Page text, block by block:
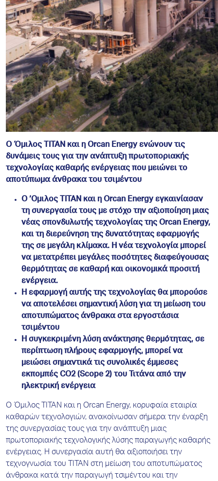
O Όμιλος ΤΙΤΑΝ και η Orcan Energy ενώνουν τις
δυνάμεις τους για την ανάπτυξη πρωτοποριακής
τεχνολογίας καθαρής ενέργειας που μειώνει το
αποτύπωμα άνθρακα του τσιμέντου
O ‘Ομιλος ΤΙΤΑΝ και η Orcan Energy εγκαινίασαν
τη συνεργασία τους με στόχο την αξιοποίηση μιας
νέας σπονδυλωτής τεχνολογίας της Orcan Energy,
και τη διερεύνηση της δυνατότητας εφαρμογής
της σε μεγάλη κλίμακα. Η νέα τεχνολογία μπορεί
να μετατρέπει μεγάλες ποσότητες διαφεύγουσας
θερμότητας σε καθαρή και οικονομικά προσιτή
ενέργεια.
Η εφαρμογή αυτής της τεχνολογίας θα μπορούσε
να αποτελέσει σημαντική λύση για τη μείωση του
αποτυπώματος άνθρακα στα εργοστάσια
τσιμέντου
Η συγκεκριμένη λύση ανάκτησης θερμότητας, σε
περίπτωση πλήρους εφαρμογής, μπορεί να
μειώσει σημαντικά τις συνολικές έμμεσες
εκπομπές CO2 (Scope 2) του Τιτάνα από την
ηλεκτρική ενέργεια
Ο Όμιλος ΤΙΤΑΝ και η Orcan Energy, κορυφαία εταιρία
καθαρών τεχνολογιών, ανακοίνωσαν σήμερα την έναρξη
της συνεργασίας τους για την ανάπτυξη μιας
πρωτοποριακής τεχνολογικής λύσης παραγωγής καθαρής
ενέργειας. Η συνεργασία αυτή θα αξιοποιήσει την
τεχνογνωσία του ΤΙΤΑΝ στη μείωση του αποτυπώματος
άνθρακα κατά την παραγωγή τσιμέντου και την